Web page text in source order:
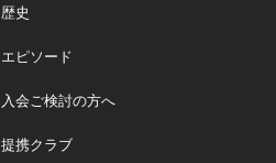
歴史
エピソード
入会ご検討の方へ
提携クラブ